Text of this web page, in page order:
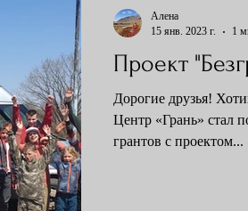
Проект
Дорогие друзья!
Центр «Грань» стал
грантов с проектом...
Алена
15 янв. 2023 г.
1